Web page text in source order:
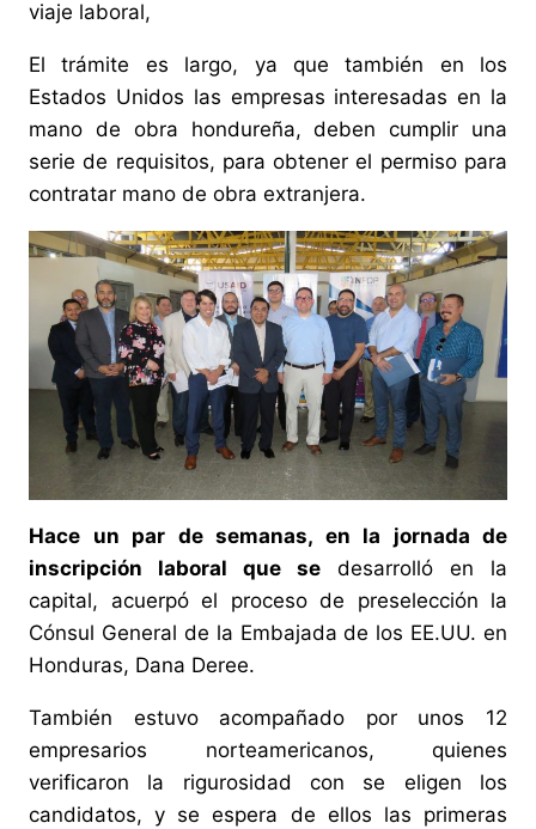
viaje laboral,
El trámite es largo, ya que también en los
Estados Unidos las empresas interesadas en la
mano de obra hondureña, deben cumplir una
serie de requisitos, para obtener el permiso para
contratar mano de obra extranjera.
Hace un par de semanas, en la jornada de
inscripción laboral que se desarrolló en la
capital, acuerpó el proceso de preselección la
Cónsul General de la Embajada de los EE.UU. en
Honduras, Dana Deree.
También estuvo acompañado por unos 12
empresarios norteamericanos, quienes
verificaron la rigurosidad con se eligen los
candidatos, y se espera de ellos las primeras